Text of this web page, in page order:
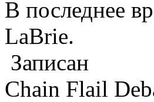
В последнее
LaBrie.
Записан
Chain Flail